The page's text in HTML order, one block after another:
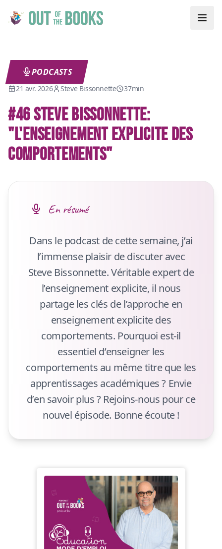
PODCASTS
21 avr. 2026 Steve Bissonnette 37min
#46 STEVE BISSONNETTE:
"L'ENSEIGNEMENT EXPLICITE DES
COMPORTEMENTS"
En résumé
Dans le podcast de cette semaine, j’ai
l’immense plaisir de discuter avec
Steve Bissonnette. Véritable expert de
l’enseignement explicite, il nous
partage les clés de l’approche en
enseignement explicite des
comportements. Pourquoi est-il
essentiel d’enseigner les
comportements au même titre que les
apprentissages académiques ? Envie
d’en savoir plus ? Rejoins-nous pour ce
nouvel épisode. Bonne écoute !